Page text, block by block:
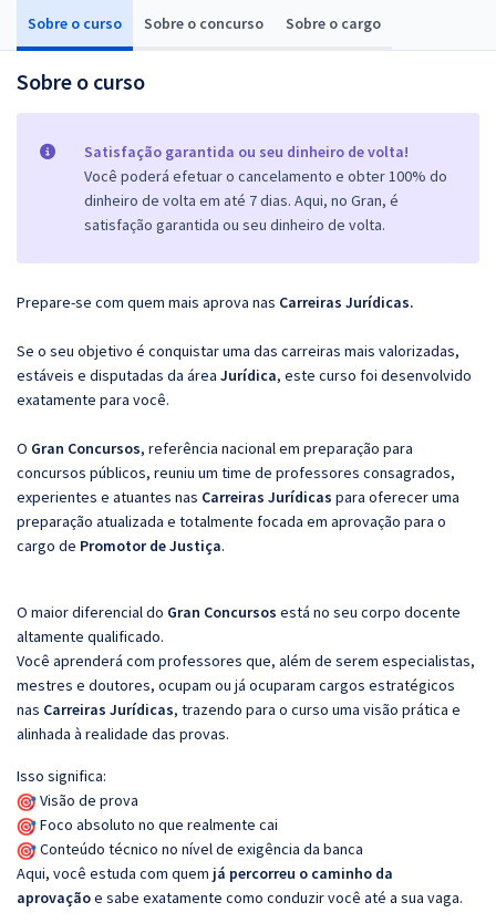
Sobre o curso Sobre o concurso Sobre o cargo
Sobre o curso
Satisfação garantida ou seu dinheiro de volta!
Você poderá efetuar o cancelamento e obter 100% do
dinheiro de volta em até 7 dias. Aqui, no Gran, é
satisfação garantida ou seu dinheiro de volta.
Prepare-se com quem mais aprova nas Carreiras Jurídicas.
Se o seu objetivo é conquistar uma das carreiras mais valorizadas,
estáveis e disputadas da área Jurídica, este curso foi desenvolvido
exatamente para você.
O Gran Concursos, referência nacional em preparação para
concursos públicos, reuniu um time de professores consagrados,
experientes e atuantes nas Carreiras Jurídicas para oferecer uma
preparação atualizada e totalmente focada em aprovação para o
cargo de Promotor de Justiça.
O maior diferencial do Gran Concursos está no seu corpo docente
altamente qualificado.
Você aprenderá com professores que, além de serem especialistas,
mestres e doutores, ocupam ou já ocuparam cargos estratégicos
nas Carreiras Jurídicas, trazendo para o curso uma visão prática e
alinhada à realidade das provas.
Isso significa:
Visão de prova
Foco absoluto no que realmente cai
Conteúdo técnico no nível de exigência da banca
Aqui, você estuda com quem já percorreu o caminho da
aprovaçãoe sabe exatamente como conduzir você até a sua vaga.